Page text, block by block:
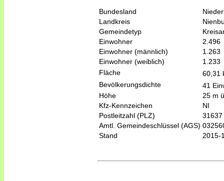
Bundesland
Landkreis
Gemeindetyp
Einwohner
2.496
Einwohner (männlich)
1.263
Einwohner (weiblich)
1.233
Fläche
60,31
Bevölkerungsdichte
41
Höhe
25 m
Kfz-Kennzeichen
NI
Postleitzahl (PLZ)
31637
Amtl. Gemeindeschlüssel (AGS)
Stand
2015-